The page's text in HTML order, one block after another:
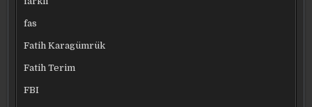
fas
Fatih Karagümrük
Fatih Terim
FBI